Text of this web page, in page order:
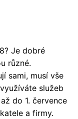
Je dobré
různé.
sami, musí vše
služeb
do 1. července
a firmy.